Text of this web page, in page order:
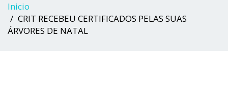
Inicio
CRIT RECEBEU CERTIFICADOS PELAS SUAS
ÁRVORES DE NATAL